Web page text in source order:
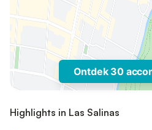
Ontdek 30
Highlights in Las Salinas